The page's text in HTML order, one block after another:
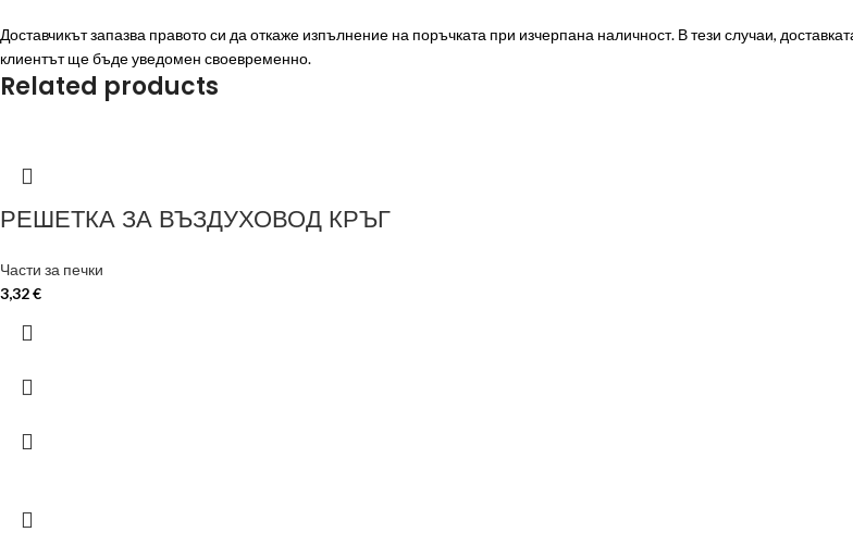
Доставчикът запазва правото си да откаже изпълнение на поръчката при изчерпана наличност. В тези случаи,
клиентът ще бъде уведомен своевременно.
Related products
РЕШЕТКА ЗА ВЪЗДУХОВОД КРЪГ
Части за печки
3,32€